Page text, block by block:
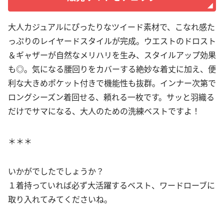
大人カジュアルにぴったりなツイード素材で、こなれ感た
っぷりのレイヤードスタイルが完成。ウエストのドロスト
＆ギャザーが自然なメリハリを生み、スタイルアップ効果
も◎。気になる腰回りをカバーする絶妙な着丈に加え、便
利な大きめポケット付きで機能性も抜群。インナー次第で
ロングシーズン着回せる、頼れる一枚です。サッと羽織る
だけでサマになる、大人のための洗練ベストですよ！
＊＊＊
いかがでしたでしょうか？
１着持っていれば必ず大活躍するベスト、ワードローブに
取り入れてみてくださいね。